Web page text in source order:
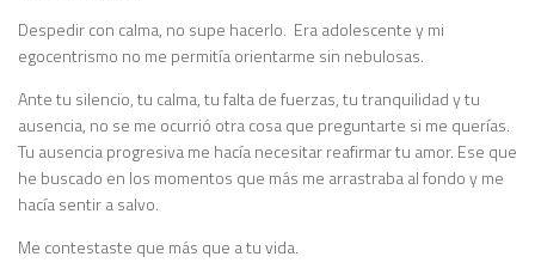
Despedir con calma, no supe hacerlo. Era adolescente y mi
egocentrismo no me permitía orientarme sin nebulosas.
Ante tu silencio, tu calma, tu falta de fuerzas, tu tranquilidad y tu
ausencia, no se me ocurrió otra cosa que preguntarte si me querías.
Tu ausencia progresiva me hacía necesitar reafirmar tu amor. Ese que
he buscado en los momentos que más me arrastraba al fondo y me
hacía sentir a salvo.
Me contestaste que más que a tu vida.